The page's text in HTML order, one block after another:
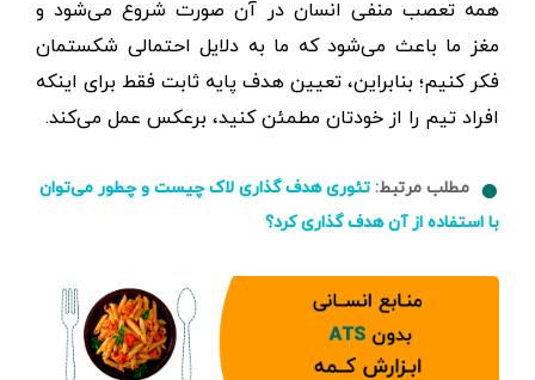
همه تعصب منفی انسان در آن صورت شروع می‌شود و
مغز ما باعث می‌شود که ما به دلایل احتمالی شکستمان
فکر کنیم؛ بنابراین، تعیین هدف پایه ثابت فقط برای اینکه
افراد تیم را از خودتان مطمئن کنید، برعکس عمل می‌کند.
مطلب مرتبط: تئوری هدف گذاری لاک چیست و چطور می‌توان
با استفاده از آن هدف گذاری کرد؟